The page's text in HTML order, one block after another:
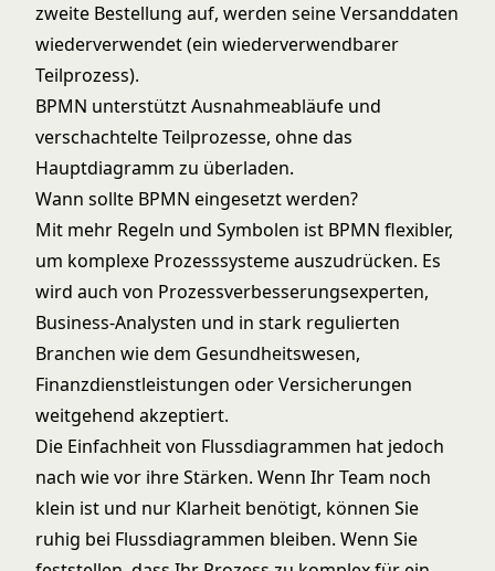
zweite Bestellung auf, werden seine Versanddaten
wiederverwendet (ein wiederverwendbarer
Teilprozess).
BPMN unterstützt Ausnahmeabläufe und
verschachtelte Teilprozesse, ohne das
Hauptdiagramm zu überladen.
Wann sollte BPMN eingesetzt werden?
Mit mehr Regeln und Symbolen ist BPMN flexibler,
um komplexe Prozesssysteme auszudrücken. Es
wird auch von Prozessverbesserungsexperten,
Business-Analysten und in stark regulierten
Branchen wie dem Gesundheitswesen,
Finanzdienstleistungen oder Versicherungen
weitgehend akzeptiert.
Die Einfachheit von Flussdiagrammen hat jedoch
nach wie vor ihre Stärken. Wenn Ihr Team noch
klein ist und nur Klarheit benötigt, können Sie
ruhig bei Flussdiagrammen bleiben. Wenn Sie